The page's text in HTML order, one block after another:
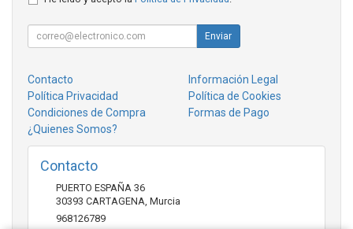
Enviar
Contacto
Información Legal
Política Privacidad
Política de Cookies
Condiciones de Compra
Formas de Pago
¿Quienes Somos?
Contacto
PUERTO ESPAÑA 36
30393 CARTAGENA Murcia
968126789